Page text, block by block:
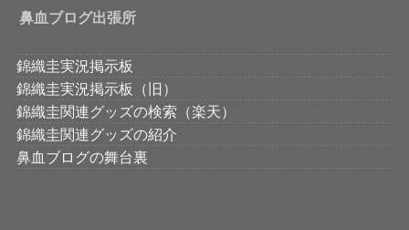
鼻血ブログ出張所
錦織圭実況掲示板
錦織圭実況掲示板（旧）
錦織圭関連グッズの検索（楽天）
錦織圭関連グッズの紹介
鼻血ブログの舞台裏